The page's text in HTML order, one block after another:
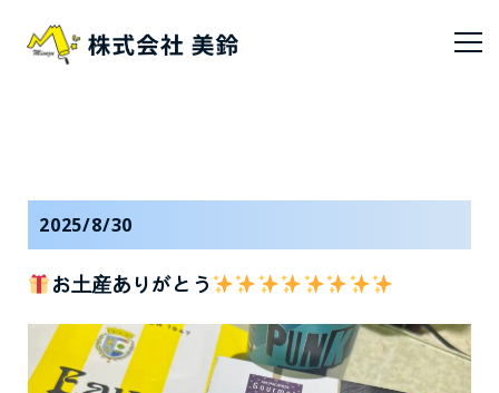
2025/8/30
お土産ありがとう